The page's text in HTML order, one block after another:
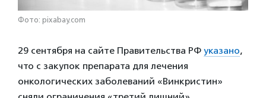
Фото: pixabay.com
29 сентября на сайте Правительства РФ указано,
что с закупок препарата для лечения
онкологических заболеваний «Винкристин»